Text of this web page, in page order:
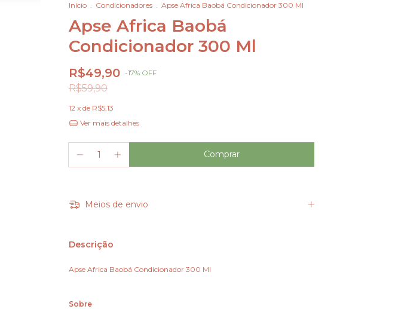
Início . Condicionadores . Apse Africa Baobá Condicionador 300 Ml
Apse Africa Baobá
Condicionador 300 Ml
R$49,90 -17% OFF
R$59,90
12 x de R$5,13
Ver mais detalhes
Meios de envio
Descrição
Apse Africa Baobá Condicionador 300 Ml
Sobre